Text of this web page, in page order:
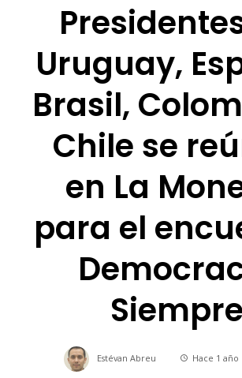
Uruguay,
Brasil,
Chile se
en La
para el
Siempre
Estévan Abreu Hace 1 año